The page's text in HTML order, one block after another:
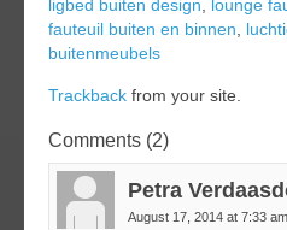
ligbed buiten design
lounge
fauteuil buiten en binnen
buitenmeubels
Trackback from your site.
Comments (2)
Petra
August 17, 2014 at 7:33 am